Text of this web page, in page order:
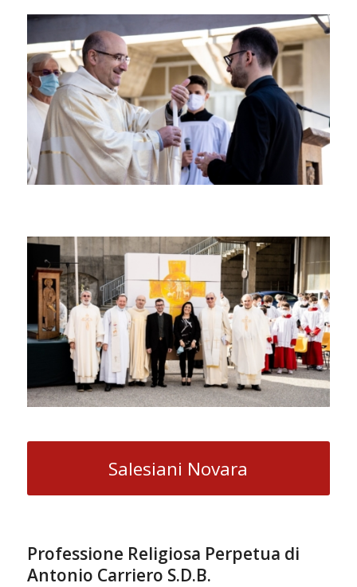
Salesiani Novara
Professione Religiosa Perpetua di
Antonio Carriero S.D.B.